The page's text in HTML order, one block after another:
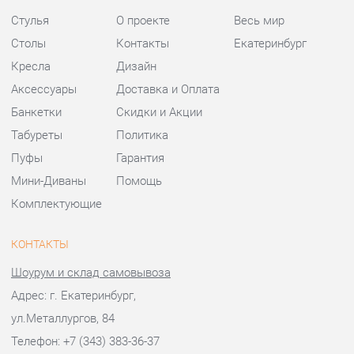
Пуфы
Мини-Диваны
Комплектующие
Гарантия
Помощь
КОНТАКТЫ
Шоурум и склад самовывоза
Адрес: г. Екатеринбург,
ул.Металлургов, 84
Телефон: +7 (343) 383-36-37
Пн - Пт:10:00 - 20:00 (GMT+5)
Отправить сообщение